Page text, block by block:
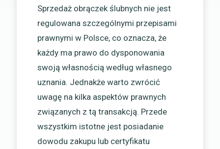
Sprzedaż obrączek ślubnych nie jest
regulowana szczególnymi przepisami
prawnymi w Polsce, co oznacza, że
każdy ma prawo do dysponowania
swoją własnością według własnego
uznania. Jednakże warto zwrócić
uwagę na kilka aspektów prawnych
związanych z tą transakcją. Przede
wszystkim istotne jest posiadanie
dowodu zakupu lub certyfikatu